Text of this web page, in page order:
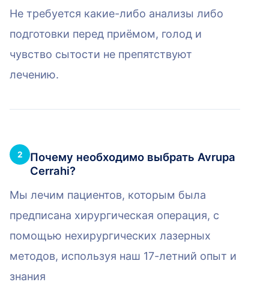
Не требуется какие-либо анализы либо
подготовки перед приёмом, голод и
чувство сытости не препятствуют
лечению.
2
Почему необходимо выбрать Avrupa
Cerrahi?
Мы лечим пациентов, которым была
предписана хирургическая операция, с
помощью нехирургических лазерных
методов, используя наш 17-летний опыт и
знания